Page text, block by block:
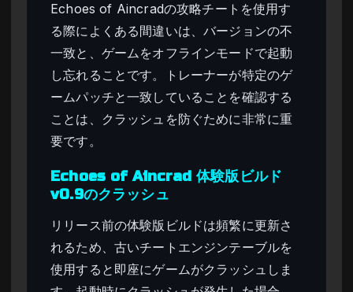
Echoes of Aincradの攻略チートを使用す
る際によくある間違いは、バージョンの不
一致と、ゲームをオフラインモードで起動
し忘れることです。トレーナーが特定のゲ
ームパッチと一致していることを確認する
ことは、クラッシュを防ぐために非常に重
要です。
Echoes of Aincrad 体験版ビルド
v0.9のクラッシュ
リリース前の体験版ビルドは頻繁に更新さ
れるため、古いチートエンジンテーブルを
使用すると即座にゲームがクラッシュしま